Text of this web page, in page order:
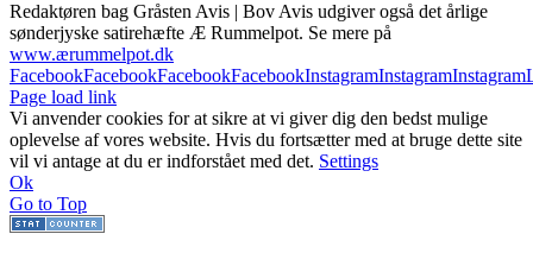
Redaktøren bag Gråsten Avis | Bov Avis udgiver også det årlige
sønderjyske satirehæfte Æ Rummelpot. Se mere på
www.ærummelpot.dk
FacebookFacebookFacebookFacebookInstagramInstagramInstagram
Page load link
Vi anvender cookies for at sikre at vi giver dig den bedst mulige
oplevelse af vores website. Hvis du fortsætter med at bruge dette site
vil vi antage at du er indforstået med det. Settings
Ok
Go to Top